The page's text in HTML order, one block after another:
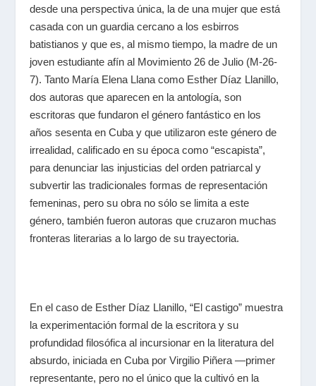
desde una perspectiva única, la de una mujer que está
casada con un guardia cercano a los esbirros
batistianos y que es, al mismo tiempo, la madre de un
joven estudiante afín al Movimiento 26 de Julio (M-26-
7). Tanto María Elena Llana como Esther Díaz Llanillo,
dos autoras que aparecen en la antología, son
escritoras que fundaron el género fantástico en los
años sesenta en Cuba y que utilizaron este género de
irrealidad, calificado en su época como “escapista”,
para denunciar las injusticias del orden patriarcal y
subvertir las tradicionales formas de representación
femeninas, pero su obra no sólo se limita a este
género, también fueron autoras que cruzaron muchas
fronteras literarias a lo largo de su trayectoria.
En el caso de Esther Díaz Llanillo, “El castigo” muestra
la experimentación formal de la escritora y su
profundidad filosófica al incursionar en la literatura del
absurdo, iniciada en Cuba porVirgilio Piñera ―primer
representante, pero no el único que la cultivó en la